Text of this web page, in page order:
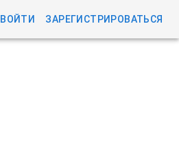
ВОЙТИ ЗАРЕГИСТРИРОВАТЬСЯ